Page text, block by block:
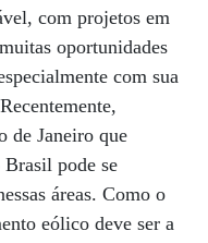
com projetos em
oportunidades
com sua
de Janeiro que
pode se
áreas. Como o
eólico deve ser a